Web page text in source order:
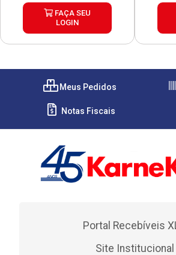
FAÇA SEU
LOGIN
Meus Pedidos
Notas Fiscais
Portal Recebíveis
Site Institucional